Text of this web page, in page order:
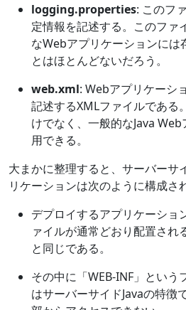
logging.properties: このフ
定情報を記述する。このファ
なWebアプリケーションには
とはほとんどないだろう。
web.xml: Webアプリケーシ
記述するXMLファイルである
けでなく、一般的なJava
用できる。
大まかに整理すると、サーバーサ
リケーションは次のように構成さ
デプロイするアプリケーショ
ァイルが通常どおり配置され
と同じである。
その中に「WEB-INF」という
はサーバーサイドJavaの特徴